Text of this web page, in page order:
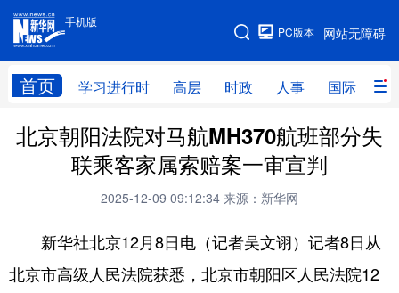
手机版
网站无障碍
PC版本
首页 学习进行时 高层 时政 人事 国际 财
手机版
网站地图
学习进行时 高层 时政 人事
财经 网评
思客智库 全球连线
科技 科普 体育 文化
健康 军事 访谈 视频
北京朝阳法院对马航MH370航班部分失
联乘客家属索赔案一审宣判
2025-12-09 09:12:34 来源：新华网
新华社北京12月8日电（记者吴文诩）记者8日从
北京市高级人民法院获悉，北京市朝阳区人民法院12